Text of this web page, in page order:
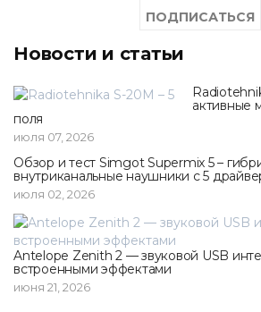
Новости и статьи
активные
поля
июля 07, 2026
Обзор и тест Simgot Supermix 5 –
внутриканальные наушники с 5
июля 02, 2026
Antelope Zenith 2 — звуковой USB
встроенными эффектами
июня 21, 2026